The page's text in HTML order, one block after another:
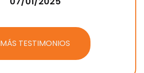
MÁS TESTIMONIOS